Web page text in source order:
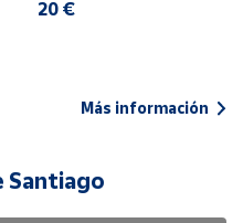
20 €
Más información
Santiago